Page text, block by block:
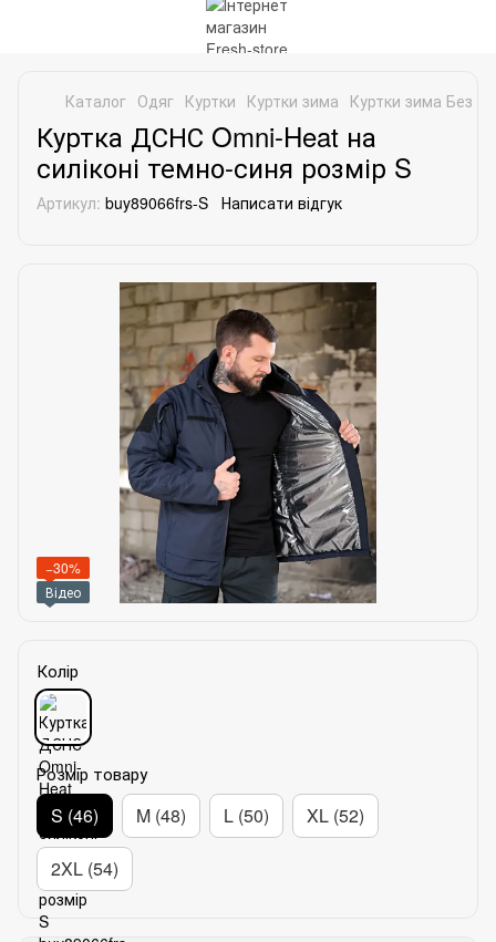
Каталог Одяг Куртки Куртки зима Куртки зима Без
Куртка ДСНС Omni-Heat на
силіконі темно-синя розмір S
Артикул: buy89066frs-S Написати відгук
−30%
Відео
Колір
Розмір товару
S (46) M (48) L (50) XL (52)
2XL (54)